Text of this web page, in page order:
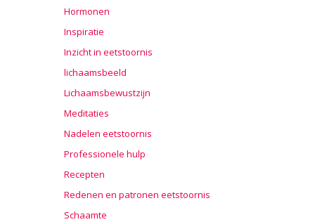
Hormonen
Inspiratie
Inzicht in eetstoornis
lichaamsbeeld
Lichaamsbewustzijn
Meditaties
Nadelen eetstoornis
Professionele hulp
Recepten
Redenen en patronen eetstoornis
Schaamte